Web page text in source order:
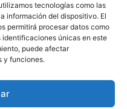
tecnologías como las
información del dispositivo. El
permitirá procesar datos como
únicas en este
puede afectar
y funciones.
+34 93 238 68 68
Dónde estamos:
C/ Francisco Giner,
27, bajos
Escríbanos: